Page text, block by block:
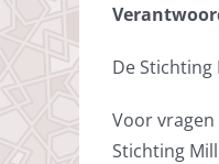
De
Voor
Stichting